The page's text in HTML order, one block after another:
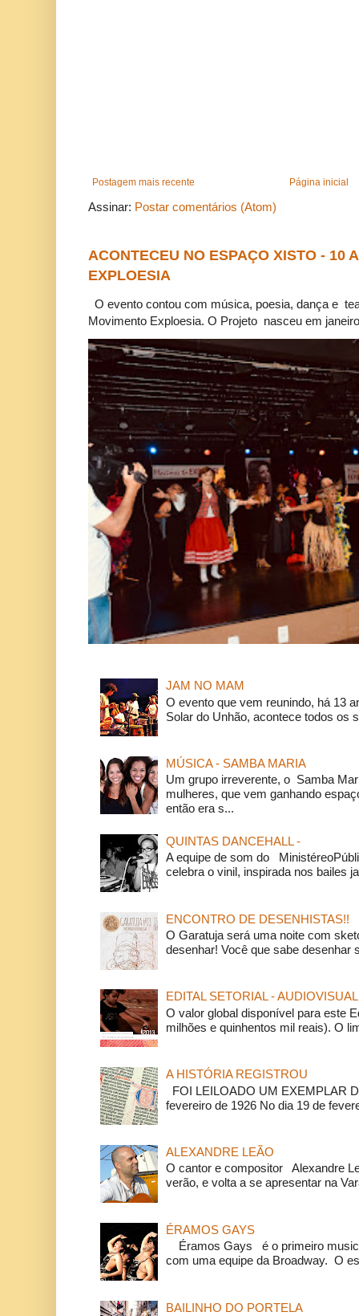
Postagem mais recente Página inicial
Assinar: Postar comentários (Atom)
ACONTECEU NO ESPAÇO XISTO - 10
EXPLOESIA
O evento contou com música, poesia, dança e
Movimento Exploesia. O Projeto nasceu em
JAM NO MAM
O evento que vem reunindo, há 13
Solar do Unhão, acontece todos os
MÚSICA - SAMBA MARIA
Um grupo irreverente, o Samba
mulheres, que vem ganhando
então era s...
QUINTAS DANCEHALL -
A equipe de som do
celebra o vinil, inspirada nos bailes
ENCONTRO DE DESENHISTAS!!
O Garatuja será uma noite com
desenhar! Você que sabe desenhar
EDITAL SETORIAL - AUDIOVISUAL
O valor global disponível para este
milhões e quinhentos mil reais). O
A HISTÓRIA REGISTROU
FOI LEILOADO UM EXEMPLAR
fevereiro de 1926 No dia 19 de
ALEXANDRE LEÃO
O cantor e compositor Alexandre
verão, e volta a se apresentar na
ÉRAMOS GAYS
Éramos Gays é o primeiro
com uma equipe da Broadway. O
BAILINHO DO PORTELA